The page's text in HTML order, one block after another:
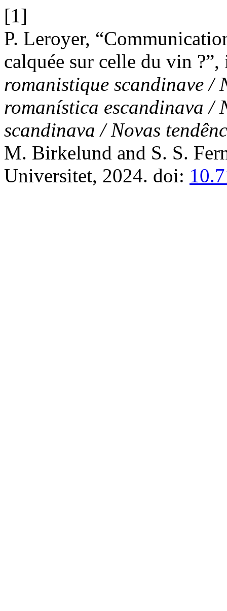
[1]
P. Leroyer,
calquée sur celle du vin
romanistique scandinave /
romanística escandinava /
scandinava / Novas
M. Birkelund and S. S.
Universitet, 2024. doi: